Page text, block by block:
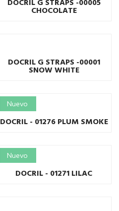
DOCRIL G STRAPS -00005
CHOCOLATE
DOCRIL G STRAPS -00001
SNOW WHITE
Nuevo
DOCRIL - 01276 PLUM SMOKE
Nuevo
DOCRIL - 01271 LILAC